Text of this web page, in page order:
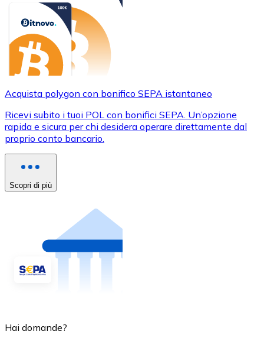
Acquista polygon con bonifico SEPA istantaneo
Ricevi subito i tuoi POL con bonifici SEPA. Un’opzione
rapida e sicura per chi desidera operare direttamente dal
proprio conto bancario.
Scopri di più
Hai domande?